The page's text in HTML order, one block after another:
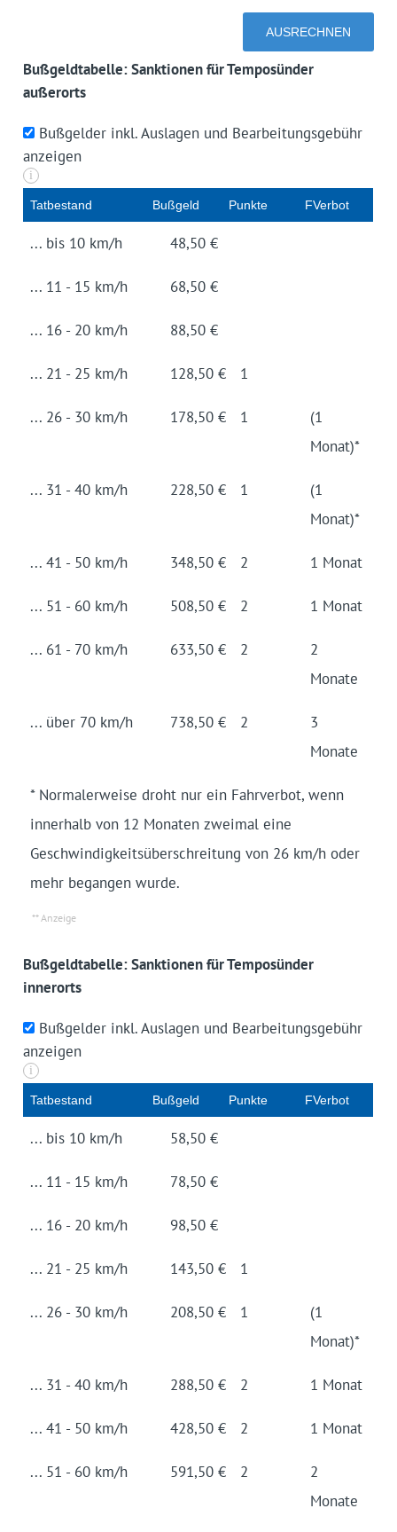
Bußgeldtabelle: Sanktionen für Temposünder
außerorts
Bußgelder inkl. Auslagen und Bearbeitungsgebühr
anzeigen
i
Tat­be­stand Buß­geld Punk­te FVerbot
... bis 10 km/h 48,50 €
... 11 - 15 km/h 68,50 €
... 16 - 20 km/h 88,50 €
... 21 - 25 km/h 128,50 € 1
... 26 - 30 km/h 178,50 € 1
(1
Monat)*
... 31 - 40 km/h 228,50 € 1
(1
Monat)*
... 41 - 50 km/h 348,50 € 2 1 Monat
... 51 - 60 km/h 508,50 € 2 1 Monat
... 61 - 70 km/h 633,50 € 2
2
Monate
... über 70 km/h 738,50 € 2
3
Monate
* Normalerweise droht nur ein Fahrverbot, wenn
innerhalb von 12 Monaten zweimal eine
Geschwindigkeitsüberschreitung von 26 km/h oder
mehr begangen wurde.
Bußgeldtabelle: Sanktionen für Temposünder
innerorts
Bußgelder inkl. Auslagen und Bearbeitungsgebühr
anzeigen
i
Tat­be­stand Buß­geld Punk­te FVerbot
... bis 10 km/h 58,50 €
... 11 - 15 km/h 78,50 €
... 16 - 20 km/h 98,50 €
... 21 - 25 km/h 143,50 € 1
... 26 - 30 km/h 208,50 € 1
(1
Monat)*
... 31 - 40 km/h 288,50 € 2 1 Monat
... 41 - 50 km/h 428,50 € 2 1 Monat
... 51 - 60 km/h 591,50 € 2
2
Monate